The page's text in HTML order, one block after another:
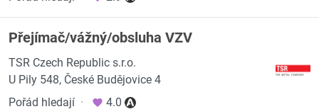
Přejímač/vážný/obsluha VZV
TSR Czech Republic s.r.o.
U Pily 548, České Budějovice 4
Pořád hledají · 4.0